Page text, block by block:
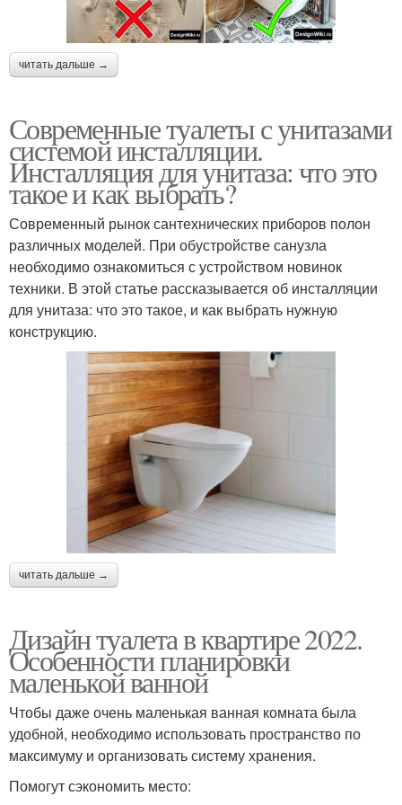
читать дальше →
Современные туалеты с унитазами
системой инсталляции.
Инсталляция для унитаза: что это
такое и как выбрать?
Современный рынок сантехнических приборов полон
различных моделей. При обустройстве санузла
необходимо ознакомиться с устройством новинок
техники. В этой статье рассказывается об инсталляции
для унитаза: что это такое, и как выбрать нужную
конструкцию.
читать дальше →
Дизайн туалета в квартире 2022.
Особенности планировки
маленькой ванной
Чтобы даже очень маленькая ванная комната была
удобной, необходимо использовать пространство по
максимуму и организовать систему хранения.
Помогут сэкономить место: